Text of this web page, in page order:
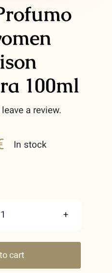
100ml
a review.
In stock
Profumo
forcart